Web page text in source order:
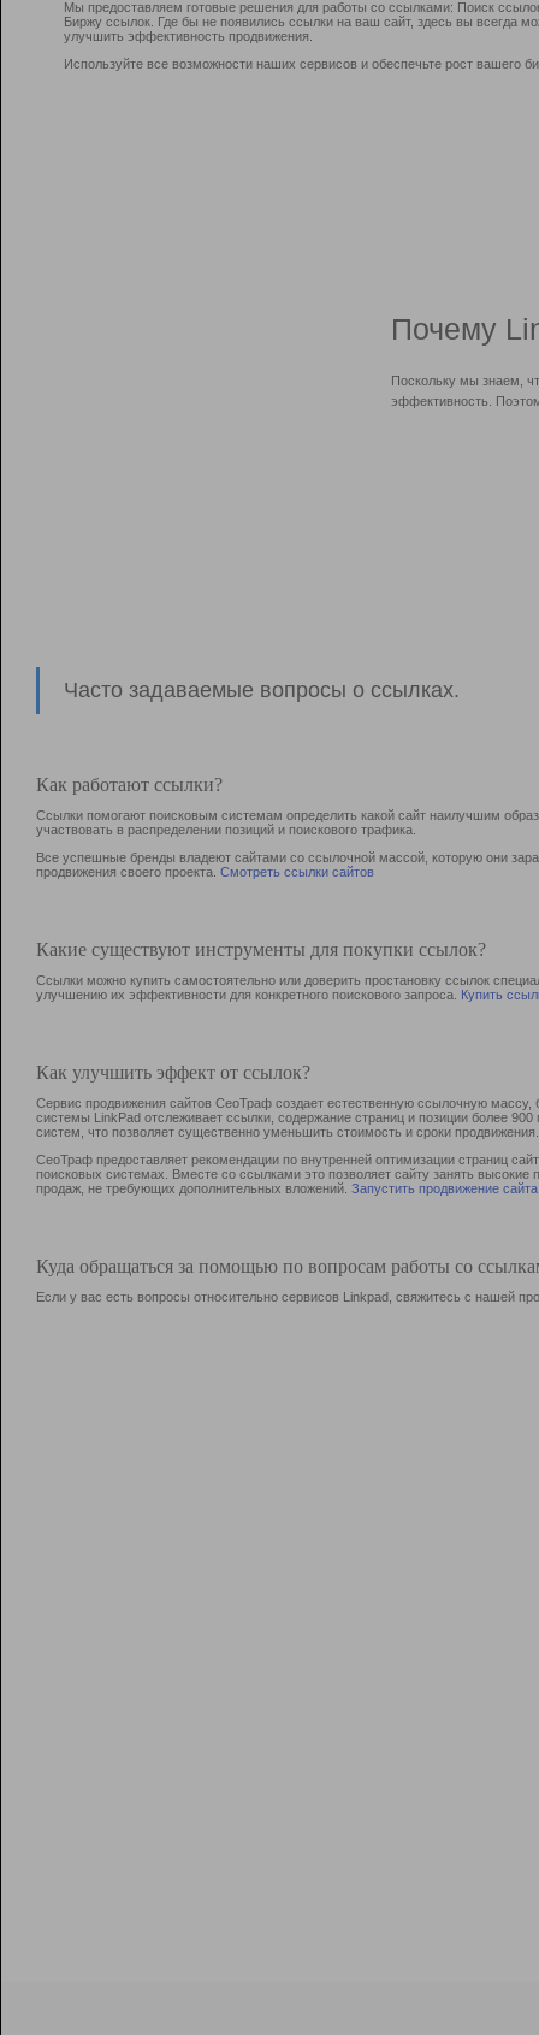
Мы предоставляем готовые решения для работы со ссылками: Поиск
Биржу ссылок. Где бы не появились ссылки на ваш сайт, здесь вы всегда
улучшить эффективность продвижения.
Используйте все возможности наших сервисов и обеспечьте рост вашего
Почему
Поскольку мы знаем,
эффективность.
Часто задаваемые вопросы о ссылках.
Как работают ссылки?
Ссылки помогают поисковым системам определить какой сайт наилучшим
участвовать в раcпределении позиций и поискового трафика.
Все успешные бренды владеют сайтами со ссылочной массой, которую они
продвижения своего проекта. Смотреть ссылки сайтов
Какие существуют инструменты для покупки ссылок?
Ссылки можно купить самостоятельно или доверить простановку ссылок
улучшению их эффективности для конкретного поискового запроса. Купить
Как улучшить эффект от ссылок?
Сервис продвижения сайтов СеоТраф создает естественную ссылочную
системы LinkPad отслеживает ссылки, содержание страниц и позиции более
систем, что позволяет существенно уменьшить стоимость и сроки продвижения.
СеоТраф предоставляет рекомендации по внутренней оптимизации страниц
поисковых системах. Вместе со ссылками это позволяет сайту занять
продаж, не требующих дополнительных вложений. Запустить продвижение сайта
Куда обращаться за помощью по вопросам работы со
Если у вас есть вопросы относительно сервисов Linkpad, свяжитесь с нашей